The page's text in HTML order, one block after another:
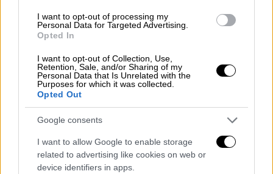
I want to opt-out of processing my
Personal Data for Targeted Advertising.
Opted In
I want to opt-out of Collection, Use,
Retention, Sale, and/or Sharing of my
Personal Data that Is Unrelated with the
Purposes for which it was collected.
Opted Out
Google consents
I want to allow Google to enable storage
related to advertising like cookies on web or
device identifiers in apps.
ΑμεΑ, ενώ η ίδια η Αλέξια μίλησε live στο
σόου και της είπε: «Σε αγαπώ και πιστεύω
στο ταλέντο σου». Τη Μαίρη Χρονοπούλου
στο αξέχαστο «Καμαρούλα μια σταλιά»
ανέλαβε να υποδυθεί ηΚατερίνα Στικούδη
Μετά την ανακοίνωση του νικητή, η Μαρία
Μπεκατώρου ζήτησε από τους
διαγωνιζόμενους να ανέβουν στη σκηνή του
YFSF, προκειμένου να δούμε ποιες θα είναι
οι μεταμφιέσεις της επόμενης εβδομάδας.